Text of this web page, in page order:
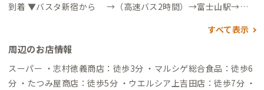
到着 ▼バスタ新宿から →（高速バス2時間）→富士山駅→
新宿駅 →（中央自動車道1時間50分）→ 河口湖IC から約7分
▼関西方面から 大阪駅 →（新東名高速道路）→ 富士吉田忍野
スマートIC（ETC専用）から約12分 大阪駅 →（新東名高速道
路）→ 富士吉田ICから約15分
すべて表示
周辺のお店情報
スーパー ・志村徳義商店：徒歩3分 ・マルシゲ総合食品：徒歩6
分 ・たつみ屋商店：徒歩5分 ・ウエルシア上吉田店：徒歩7分 ・